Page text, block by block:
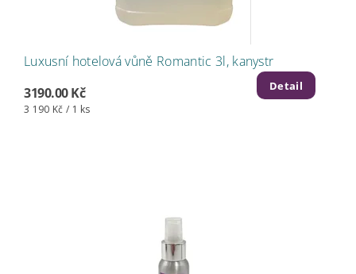
Luxusní hotelová vůně Romantic 3l, kanystr
3190.00 Kč
3 190 Kč / 1 ks
Detail